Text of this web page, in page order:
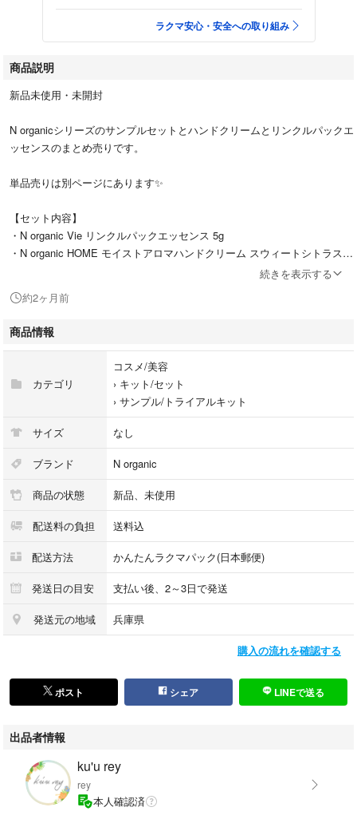
ラクマ安心・安全への取り組み
商品説明
新品未使用・未開封
N organicシリーズのサンプルセットとハンドクリームとリンクルパックエ
ッセンスのまとめ売りです。
単品売りは別ページにあります✨
【セット内容】
・N organic Vie リンクルパックエッセンス 5g
・N organic HOME モイストアロマハンドクリーム スウィートシトラス 5
・N organic Basic バランシングローション
・N organic Basic コンディショニングVCエッセンス
・N organic Bright ホワイトメラノリーチエッセンス
・N organic モイスチュア＆バランシング ローション
・N organic モイスチュア＆バランシング フォーム
・N organic Vie リンクルパックエッセンス
・N organic Vie エンリッチ＆コンセントレートVCエッセンス
・&WOLF UVセラムリキッドファンデーション 001
・&WOLF UVセラムリキッドファンデーション 002
・N organic メイクコットン ×2
旅行用やお試し用にもおすすめです。
新品未使用・未開封ですが、自宅保管品となりますのでご理解いただける
⸻
#NorganicHOME
#NorganicVie
#アンドウルフ
#WOLF
#ハンドクリーム
#美容液
続きを表示する
約2ヶ月前
商品情報
カテゴリ
コスメ/美容
› キット/セット
› サンプル/トライアルキット
サイズ なし
ブランド N organic
商品の状態 新品、未使用
配送料の負担 送料込
配送方法 かんたんラクマパック(日本郵便)
発送日の目安 支払い後、2～3日で発送
発送元の地域 兵庫県
購入の流れを確認する
ポスト シェア LINEで送る
出品者情報
ku'u rey
rey
本人確認済